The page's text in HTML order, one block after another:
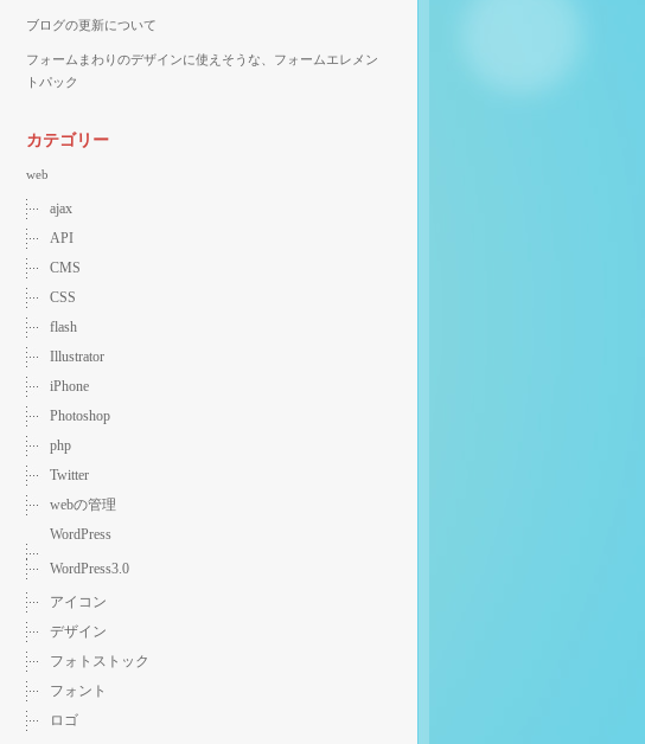
ブログの更新について
フォームまわりのデザインに使えそうな、フォームエレメン
トパック
カテゴリー
web
ajax
API
CMS
CSS
flash
Illustrator
iPhone
Photoshop
php
Twitter
webの管理
WordPress
WordPress3.0
アイコン
デザイン
フォトストック
フォント
ロゴ